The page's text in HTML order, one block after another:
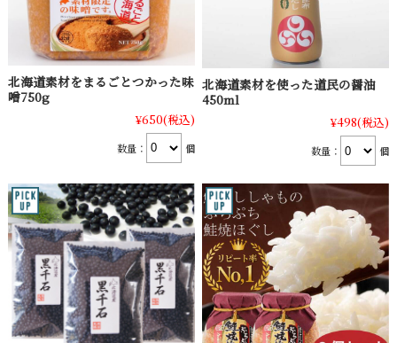
北海道素材をまるごとつかった味
噌750g
¥650(税込)
数量： 個
北海道素材を使った道民の醤油
450ml
¥498(税込)
数量： 個